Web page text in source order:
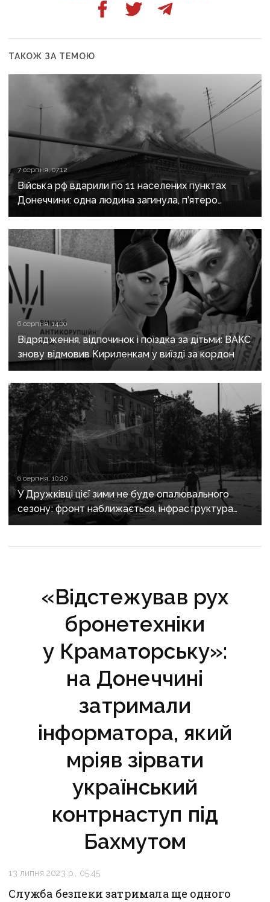
ТАКОЖ ЗА ТЕМОЮ
7 серпня, 07:12
Війська рф вдарили по 11 населених пунктах
Донеччини: одна людина загинула, п’ятеро
поранені
6 серпня, 14:00
Відрядження, відпочинок і поїздка за дітьми: ВАКС
знову відмовив Кириленкам у виїзді за кордон
6 серпня, 10:20
У Дружківці цієї зими не буде опалювального
сезону: фронт наближається, інфраструктура
критично зруйнована
«Відстежував рух
бронетехніки
у Краматорську»:
на Донеччині
затримали
інформатора, який
мріяв зірвати
український
контрнаступ під
Бахмутом
13 липня 2023 р., 05:45
Служба безпеки затримала ще одного